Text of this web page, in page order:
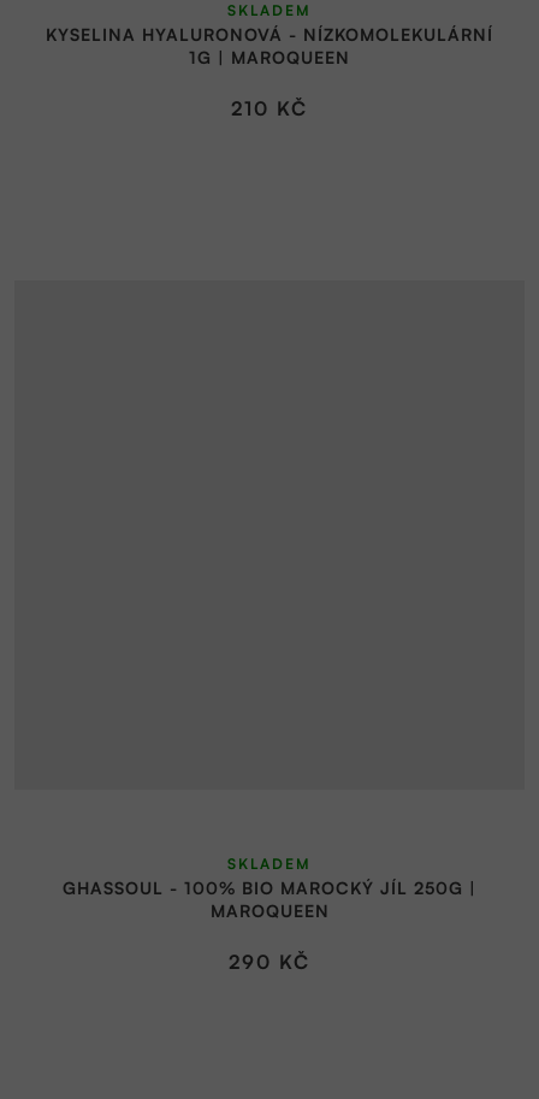
KYSELINA HYALURONOVÁ - NÍZKOMOLEKULÁRNÍ
1G | MAROQUEEN
SKLADEM
210 KČ
GHASSOUL - 100% BIO MAROCKÝ JÍL 250G |
MAROQUEEN
hodnocení
produktu
5,0
SKLADEM
290 KČ